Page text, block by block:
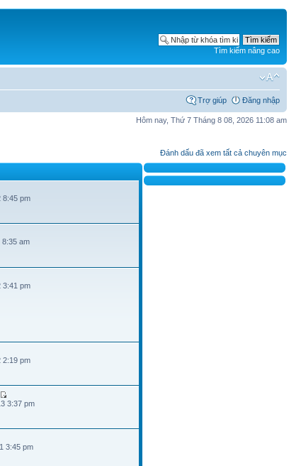
Tìm kiếm nâng cao
Trợ giúp Đăng nhập
Hôm nay, Thứ 7 Tháng 8 08, 2026 11:08 am
Đánh dấu đã xem tất cả chuyên mục
8:45 pm
8:35 am
3:41 pm
2:19 pm
3:37 pm
3:45 pm